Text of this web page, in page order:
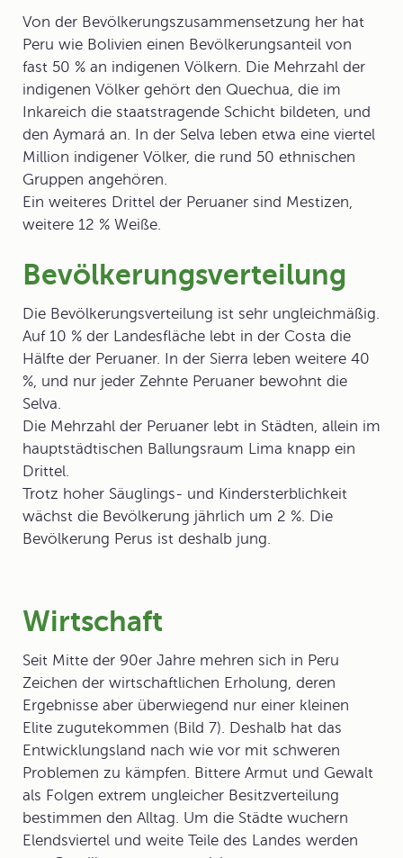
Von der Bevölkerungszusammensetzung her hat
Peru wie Bolivien einen Bevölkerungsanteil von
fast 50 % an indigenen Völkern. Die Mehrzahl der
indigenen Völker gehört den Quechua, die im
Inkareich die staatstragende Schicht bildeten, und
den Aymará an. In der Selva leben etwa eine viertel
Million indigener Völker, die rund 50 ethnischen
Gruppen angehören.
Ein weiteres Drittel der Peruaner sind Mestizen,
weitere 12 % Weiße.
Bevölkerungsverteilung
Die Bevölkerungsverteilung ist sehr ungleichmäßig.
Auf 10 % der Landesfläche lebt in der Costa die
Hälfte der Peruaner. In der Sierra leben weitere 40
%, und nur jeder Zehnte Peruaner bewohnt die
Selva.
Die Mehrzahl der Peruaner lebt in Städten, allein im
hauptstädtischen Ballungsraum Lima knapp ein
Drittel.
Trotz hoher Säuglings- und Kindersterblichkeit
wächst die Bevölkerung jährlich um 2 %. Die
Bevölkerung Perus ist deshalb jung.
Wirtschaft
Seit Mitte der 90er Jahre mehren sich in Peru
Zeichen der wirtschaftlichen Erholung, deren
Ergebnisse aber überwiegend nur einer kleinen
Elite zugutekommen (Bild 7). Deshalb hat das
Entwicklungsland nach wie vor mit schweren
Problemen zu kämpfen. Bittere Armut und Gewalt
als Folgen extrem ungleicher Besitzverteilung
bestimmen den Alltag. Um die Städte wuchern
Elendsviertel und weite Teile des Landes werden